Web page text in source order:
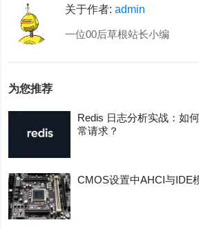
关于作者:admin
一位00后草根站长小编
为您推荐
Redis 日志分析实战：如
常请求？
CMOS设置中AHCI与IDE